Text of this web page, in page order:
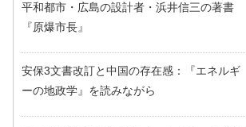
平和都市・広島の設計者・浜井信三の著書
『原爆市長』
安保3文書改訂と中国の存在感：『エネルギ
ーの地政学』を読みながら